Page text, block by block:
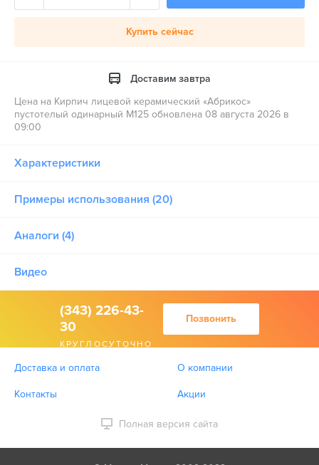
Купить сейчас
Доставим завтра
Цена на Кирпич лицевой керамический «Абрикос»
пустотелый одинарный М125 обновлена 08 августа 2026 в
09:00
Характеристики
Примеры использования (20)
Аналоги (4)
Видео
(343) 226-43-
30
КРУГЛОСУТОЧНО
Позвонить
Доставка и оплата О компании
Контакты Акции
Полная версия сайта